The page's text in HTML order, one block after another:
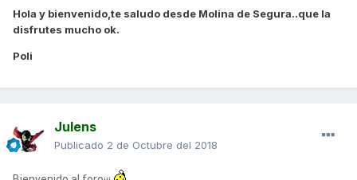
Hola y bienvenido,te saludo desde Molina de Segura..que la
disfrutes mucho ok.
Poli
Julens
Publicado 2 de Octubre del 2018